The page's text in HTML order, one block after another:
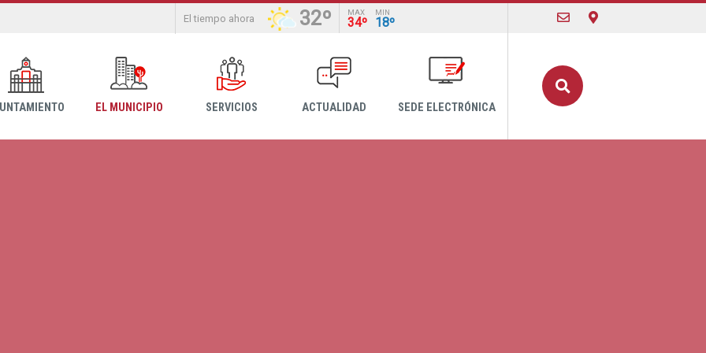
El tiempo ahora 32º MAX
34º
MIN
18º
EL MUNICIPIO SERVICIOS ACTUALIDAD SEDE ELECTRÓNICA